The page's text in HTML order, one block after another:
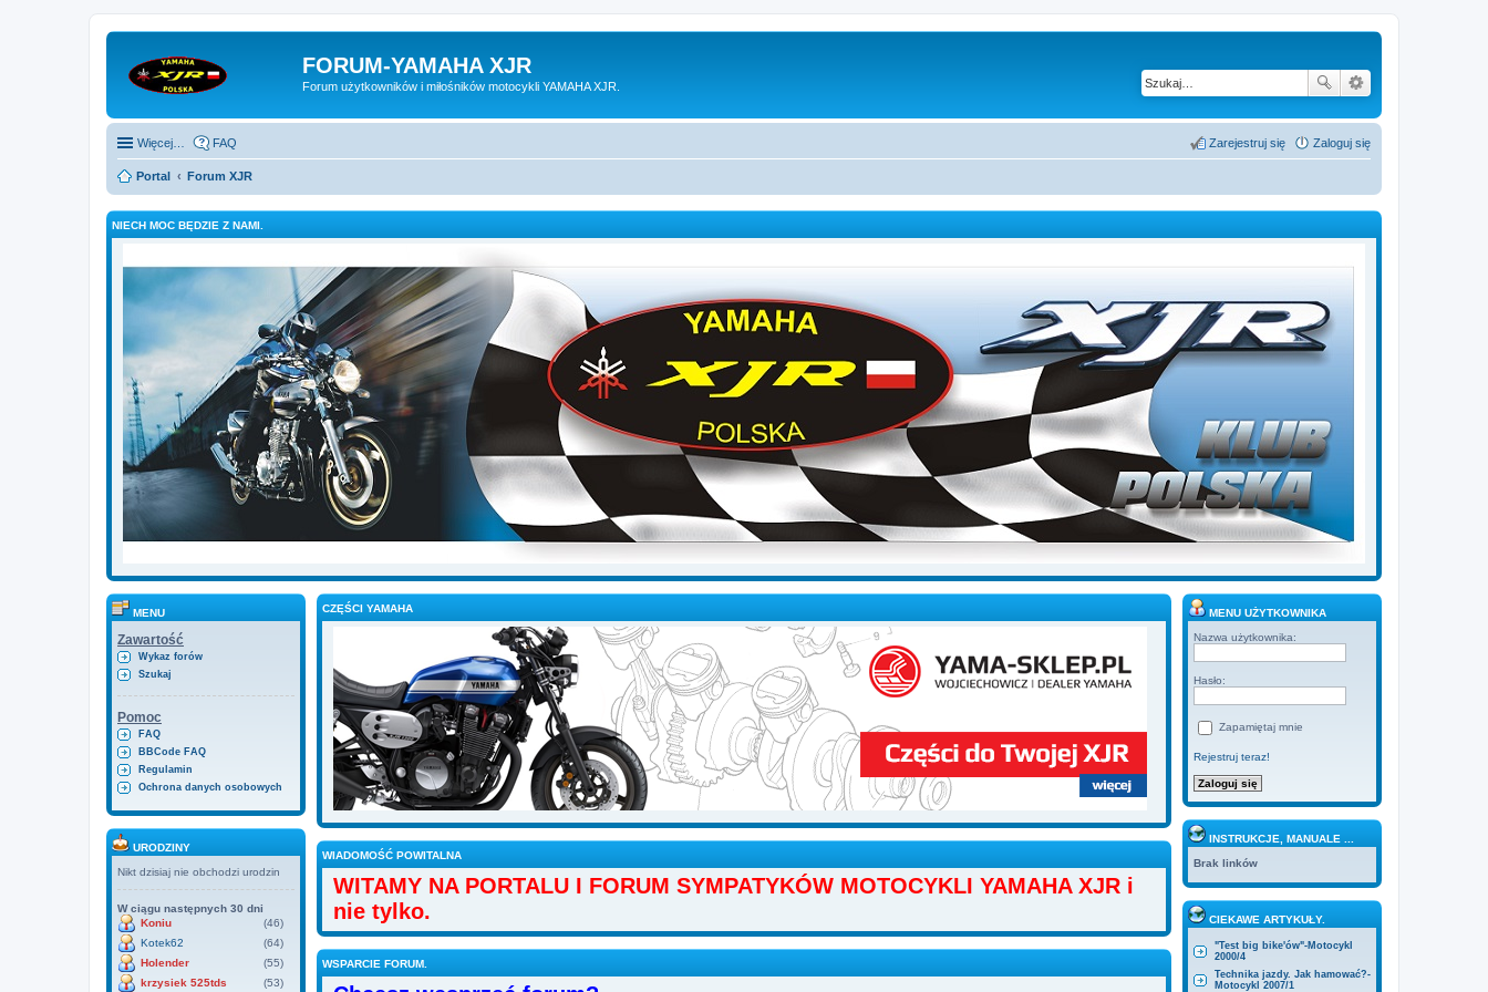
FORUM-YAMAHA XJR
Forum użytkowników i miłośników motocykli YAMAHA XJR.
Więcej… FAQ Zaloguj się
Zarejestruj się
Portal Forum XJR
NIECH MOC BĘDZIE Z NAMI.
CZĘŚCI YAMAHA
WIADOMOŚĆ POWITALNA
WITAMY NA PORTALU I FORUM SYMPATYKÓW MOTOCYKLI YAMAHA XJR i
nie tylko.
WSPARCIE FORUM.
MENU
Zawartość
Wykaz forów
Szukaj
Pomoc
FAQ
BBCode FAQ
Regulamin
Ochrona danych osobowych
URODZINY
Nikt dzisiaj nie obchodzi urodzin
W ciągu następnych 30 dni
Koniu
(46)
Kotek62
(64)
Holender
(55)
krzysiek 525tds
(53)
MENU UŻYTKOWNIKA
Nazwa użytkownika:
Hasło:
Zapamiętaj mnie
Rejestruj teraz!
INSTRUKCJE, MANUALE ...
Brak linków
CIEKAWE ARTYKUŁY.
"Test big bike'ów"-Motocykl
2000/4
Technika jazdy. Jak hamować?-
Motocykl 2007/1